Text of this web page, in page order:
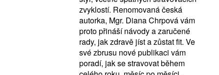
zvyklostí. Renomovaná česká
autorka, Mgr. Diana Chrpová vám
proto přináší návody a zaručené
rady, jak zdravě jíst a zůstat fit. Ve
své zbrusu nové publikaci vám
poradí, jak se stravovat během